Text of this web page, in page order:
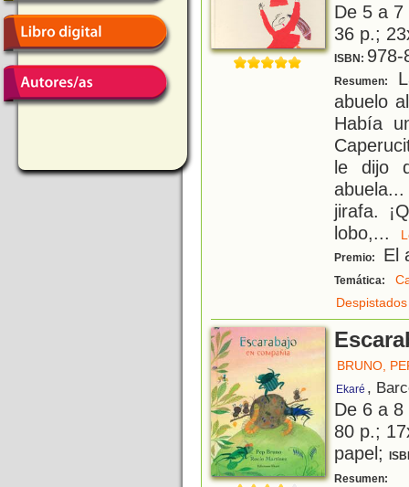
De 5 a
36 p.;
ISBN: 978-
Resumen:
abuelo
Había
le dijo
jirafa.
lobo,...
Premio: El
Temática:
Despistados
BRUNO,
Ekaré ,
De 6 a
80 p.;
papel;
Resumen: